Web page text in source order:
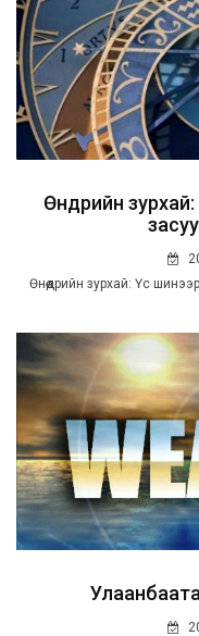
Өнөөдрийн
Өнөөдрийн зурхай: Үс